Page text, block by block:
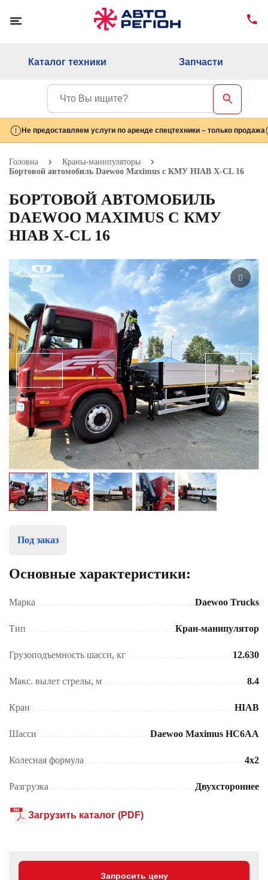
Каталог техники Запчасти
Не предоставляем услуги по аренде спецтехники – только продажа
Головна
Краны-манипуляторы
Бортовой автомобиль Daewoo Maximus с КМУ HIAB X-CL 16
БОРТОВОЙ АВТОМОБИЛЬ
DAEWOO MAXIMUS С КМУ
HIAB X-CL 16
Под заказ
Основные характеристики:
Марка Daewoo Trucks
Тип Кран-манипулятор
Грузоподъемность шасси, кг 12.630
Макс. вылет стрелы, м 8.4
Кран HIAB
Шасси Daewoo Maximus HC6AA
Колесная формула 4x2
Разгрузка Двухстороннее
Загрузить каталог (PDF)
Запросить цену